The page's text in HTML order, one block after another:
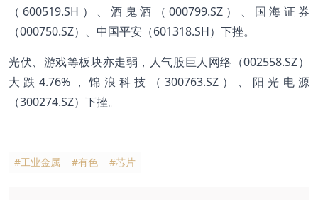
（600519.SH）、酒鬼酒（000799.SZ）、国海证券
（000750.SZ）、中国平安（601318.SH）下挫。
光伏、游戏等板块亦走弱，人气股巨人网络（002558.SZ）
大跌4.76%，锦浪科技（300763.SZ）、阳光电源
（300274.SZ）下挫。
#工业金属 #有色 #芯片